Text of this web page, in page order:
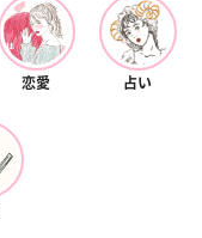
恋愛 占い